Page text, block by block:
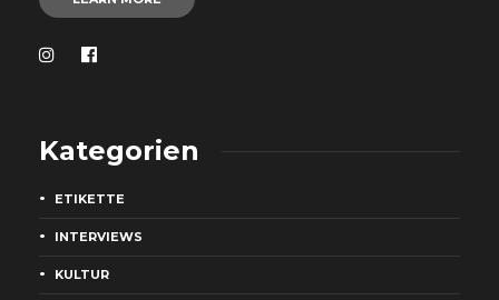
Kategorien
ETIKETTE
INTERVIEWS
KULTUR